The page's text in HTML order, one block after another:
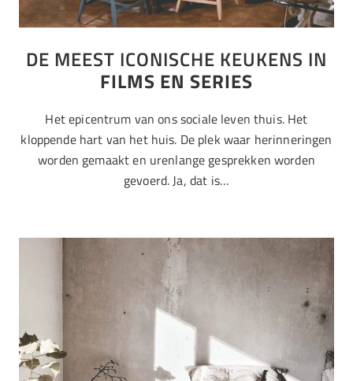
DE MEEST ICONISCHE KEUKENS IN
FILMS EN SERIES
Het epicentrum van ons sociale leven thuis. Het
kloppende hart van het huis. De plek waar herinneringen
worden gemaakt en urenlange gesprekken worden
gevoerd. Ja, dat is…